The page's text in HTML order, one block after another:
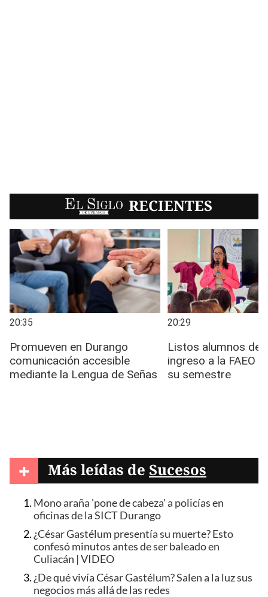
EL SIGLO RECIENTES
+ Más leídas de Sucesos
Mono araña 'pone de cabeza' a policías en
oficinas de la SICT Durango
¿César Gastélum presentía su muerte? Esto
confesó minutos antes de ser baleado en
Culiacán | VIDEO
¿De qué vivía César Gastélum? Salen a la luz sus
negocios más allá de las redes